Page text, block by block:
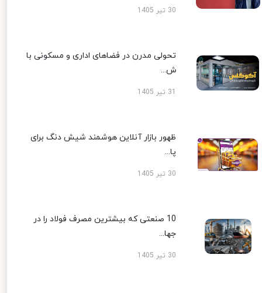
30 تیر 1405
تحولی مدرن در فضاهای اداری و مسکونی با
ش...
ظهور بازار آنلاین هوشمند شیش دنگ برای
پا...
30 تیر 1405
10 صنعتی که بیشترین مصرف فولاد را در
جها...
30 تیر 1405